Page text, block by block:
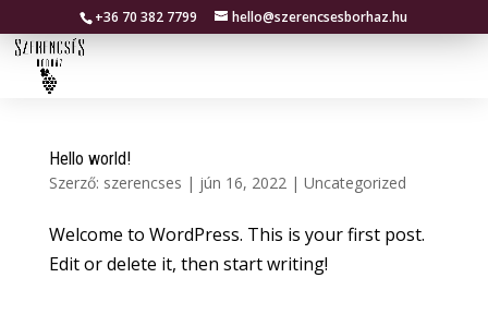
+36 70 382 7799 hello@szerencsesborhaz.hu
Hello world!
Szerző: szerencses | jún 16, 2022| Uncategorized
Welcome to WordPress. This is your first post.
Edit or delete it, then start writing!